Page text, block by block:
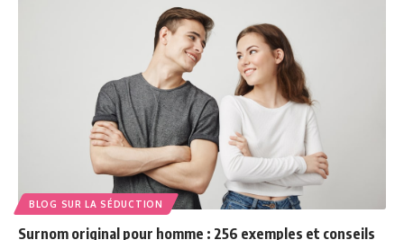
BLOG SUR LA SÉDUCTION
Surnom original pour homme : 256 exemples et conseils